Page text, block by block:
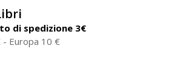
di spedizione 3€
Europa 10 €